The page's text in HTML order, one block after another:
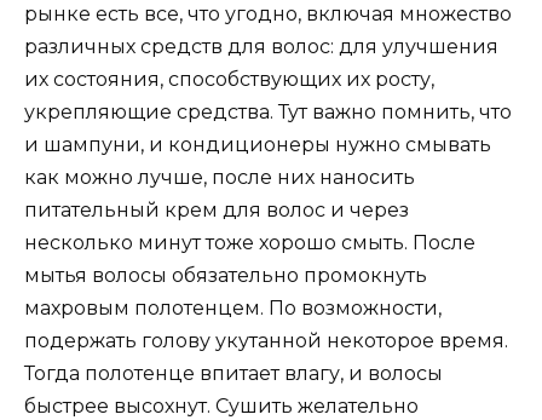
рынке есть все, что угодно, включая множество
различных средств для волос: для улучшения
их состояния, способствующих их росту,
укрепляющие средства. Тут важно помнить, что
и шампуни, и кондиционеры нужно смывать
как можно лучше, после них наносить
питательный крем для волос и через
несколько минут тоже хорошо смыть. После
мытья волосы обязательно промокнуть
махровым полотенцем. По возможности,
подержать голову укутанной некоторое время.
Тогда полотенце впитает влагу, и волосы
быстрее высохнут. Сушить желательно